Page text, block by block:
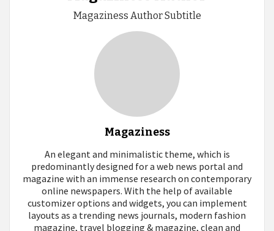
Magaziness Author Subtitle
Magaziness
An elegant and minimalistic theme, which is
predominantly designed for a web news portal and
magazine with an immense research on contemporary
online newspapers. With the help of available
customizer options and widgets, you can implement
layouts as a trending news journals, modern fashion
magazine, travel blogging & magazine, clean and